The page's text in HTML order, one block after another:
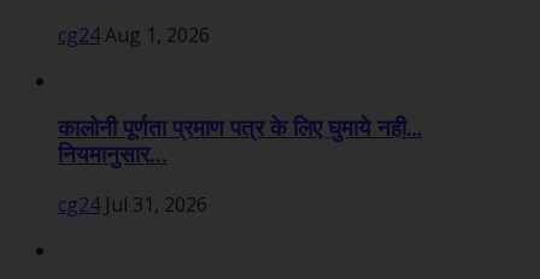
cg24Aug 1, 2026
कालोनी पूर्णता प्रमाण पत्र के लिए घुमाये नही…
नियमानुसार...
cg24 Jul 31, 2026